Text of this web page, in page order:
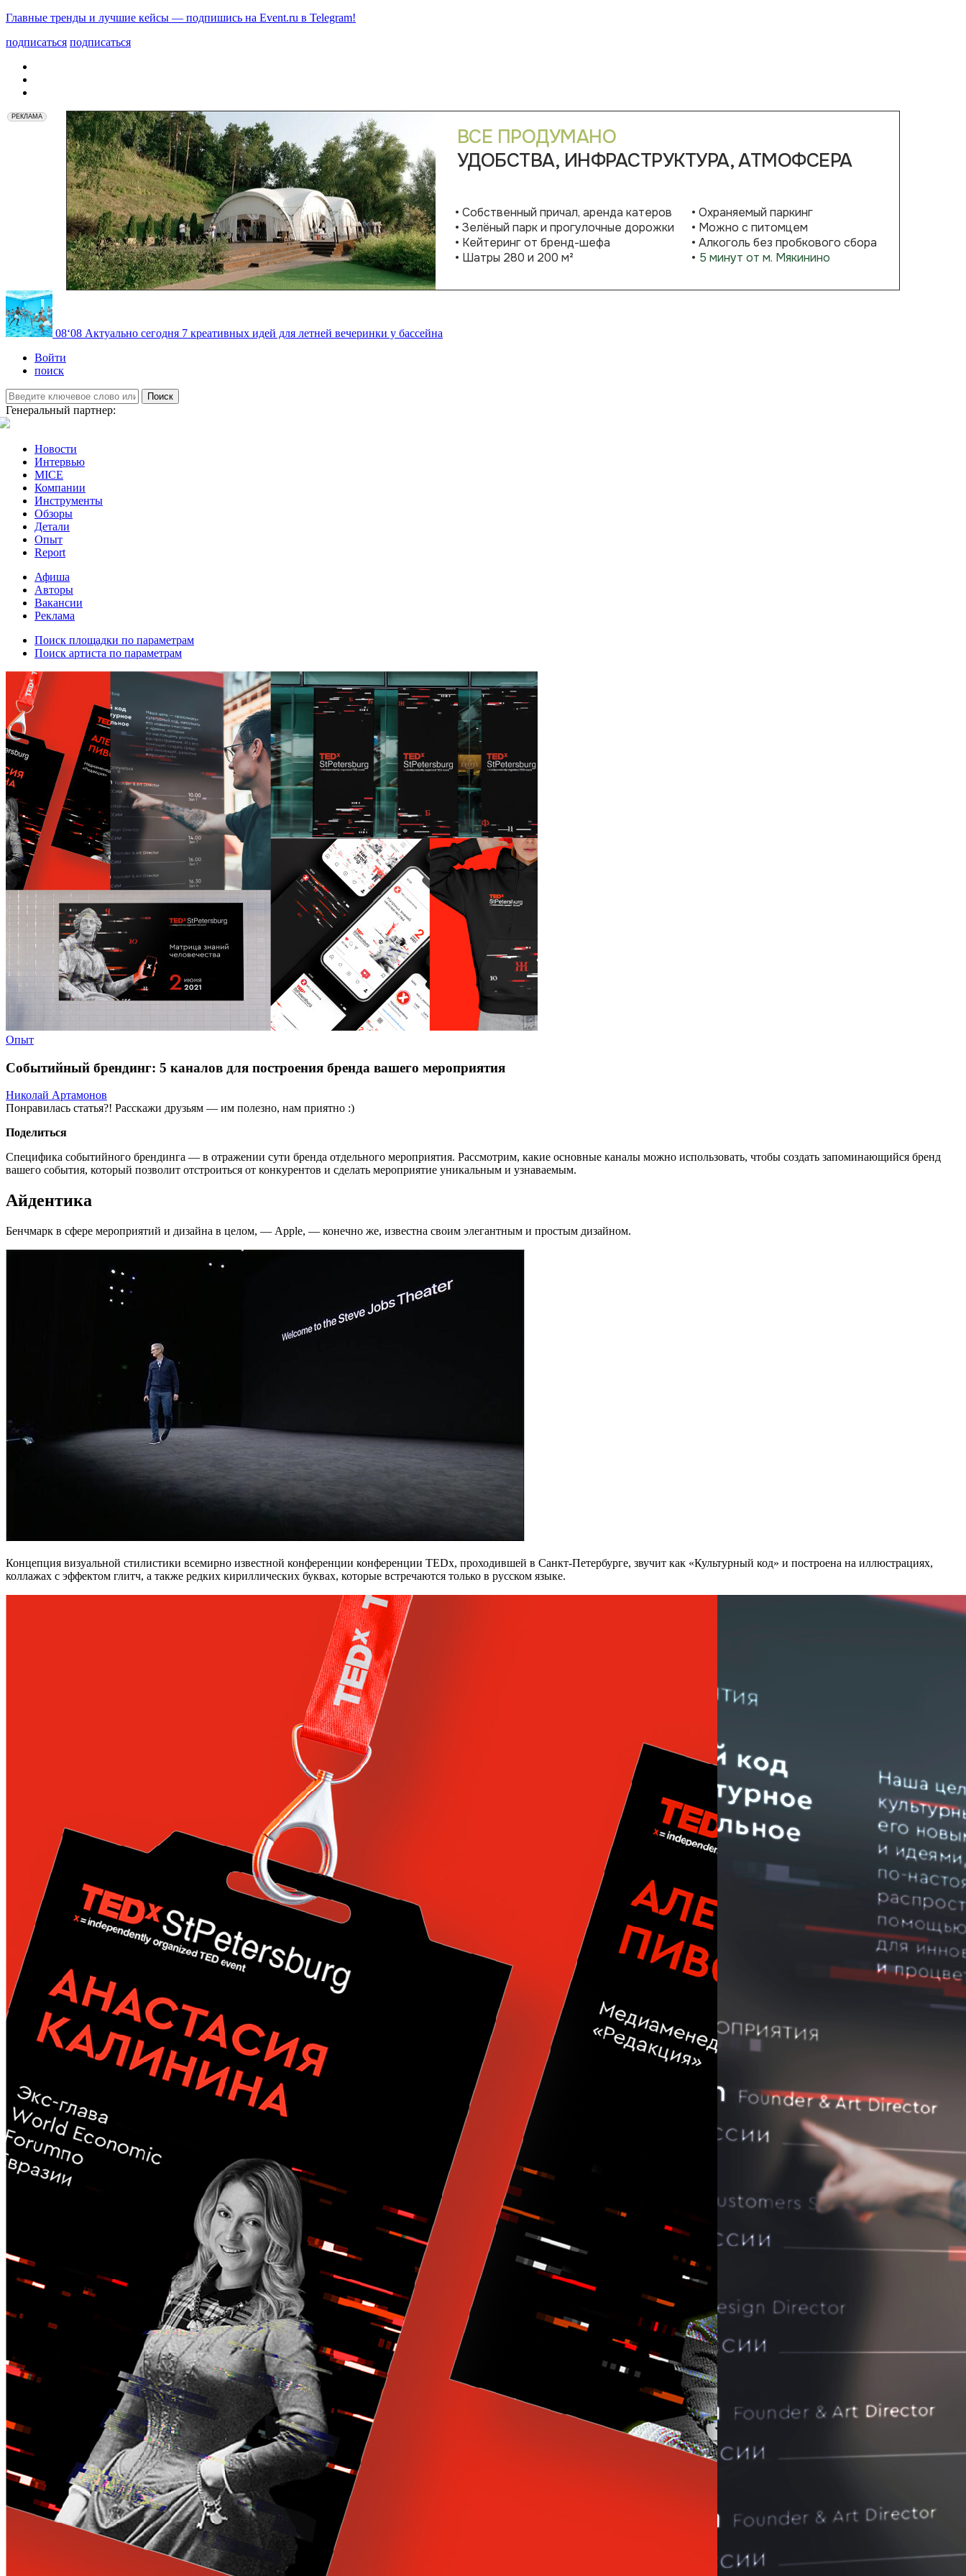
Главные тренды и лучшие кейсы — подпишись на Event.ru в Telegram!
подписаться подписаться
РЕКЛАМА
08‘08 Актуально сегодня 7 креативных идей для летней вечеринки у бассейна
Войти
поиск
Поиск
Генеральный партнер:
Новости
Интервью
MICE
Компании
Инструменты
Обзоры
Детали
Опыт
Report
Афиша
Авторы
Вакансии
Реклама
Поиск площадки по параметрам
Поиск артиста по параметрам
Опыт
Событийный брендинг: 5 каналов для построения бренда вашего мероприятия
Николай Артамонов
Понравилась статья?! Расскажи друзьям — им полезно, нам приятно :)
Поделиться
Специфика событийного брендинга — в отражении сути бренда отдельного мероприятия. Рассмотрим, какие основные каналы можно использовать, чтобы создать запоминающийся бренд
вашего события, который позволит отстроиться от конкурентов и сделать мероприятие уникальным и узнаваемым.
Айдентика
Бенчмарк в сфере мероприятий и дизайна в целом, — Apple, — конечно же, известна своим элегантным и простым дизайном.
Концепция визуальной стилистики всемирно известной конференции конференции TEDx, проходившей в Санкт-Петербурге, звучит как «Культурный код» и построена на иллюстрациях,
коллажах с эффектом глитч, а также редких кириллических буквах, которые встречаются только в русском языке.